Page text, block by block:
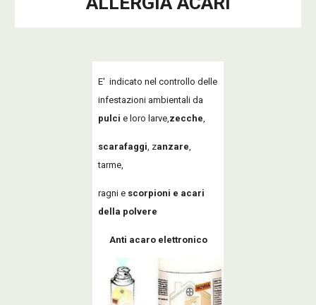
E' indicato nel controllo delle
infestazioni ambientali da
pulci e loro larve,zecche,
scarafaggi, zanzare,
tarme,
ragni e scorpioni e acari
della polvere
Anti acaro elettronico